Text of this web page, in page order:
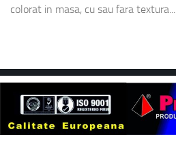
colorat in masa, cu sau fara textura...